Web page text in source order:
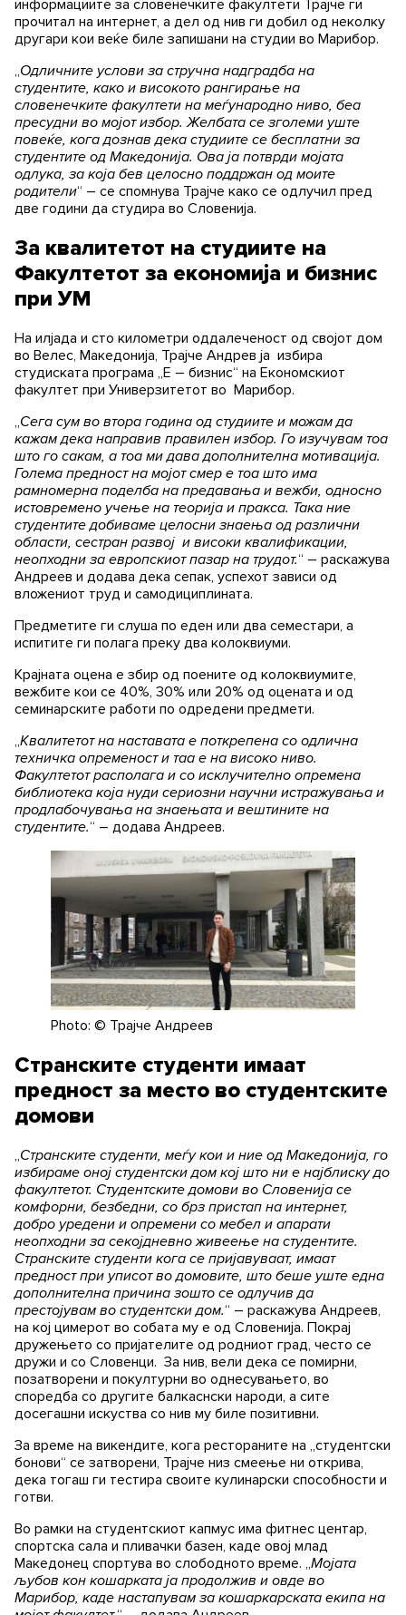
информациите за словенечките факултети Трајче ги
прочитал на интернет, а дел од нив ги добил од неколку
другари кои веќе биле запишани на студии во Марибор.
„Одличните услови за стручна надградба на
студентите, како и високото рангирање на
словенечките факултети на меѓународно ниво, беа
пресудни во мојот избор. Желбата се зголеми уште
повеќе, кога дознав дека студиите се бесплатни за
студентите од Македонија. Ова ја потврди мојата
одлука, за која бев целосно поддржан од моите
родители“ – се спомнува Трајче како се одлучил пред
две години да студира во Словенија.
За квалитетот на студиите на
Факултетот за економија и бизнис
при УМ
На илјада и сто километри оддалеченост од својот дом
во Велес, Македонија, Трајче Андрев ја избира
студиската програма „Е – бизнис“ на Економскиот
факултет при Универзитетот во Марибор.
„Сега сум во втора година од студиите и можам да
кажам дека направив правилен избор. Го изучувам тоа
што го сакам, а тоа ми дава дополнителна мотивација.
Голема предност на мојот смер е тоа што има
рамномерна поделба на предавања и вежби, односно
истовремено учење на теорија и пракса. Така ние
студентите добиваме целосни знаења од различни
области, сестран развој и високи квалификации,
неопходни за европскиот пазар на трудот.“ – раскажува
Андреев и додава дека сепак, успехот зависи од
вложениот труд и самодициплината.
Предметите ги слуша по еден или два семестари, а
испитите ги полага преку два колоквиуми.
Крајната оцена е збир од поените од колоквиумите,
вежбите кои се 40%, 30% или 20% од оцената и од
семинарските работи по одредени предмети.
„Квалитетот на наставата е поткрепена со одлична
техничка опременост и таа е на високо ниво.
Факултетот располага и со исклучително опремена
библиотека која нуди сериозни научни истражувања и
продлабочувања на знаењата и вештините на
студентите.“ – додава Андреев.
Photo: © Трајче Андреев
Странските студенти имаат
предност за место во студентските
домови
„Странските студенти, меѓу кои и ние од Македонија, го
избираме оној студентски дом кој што ни е најблиску до
факултетот. Студентските домови во Словенија се
комфорни, безбедни, со брз пристап на интернет,
добро уредени и опремени со мебел и апарати
неопходни за секојдневно живеење на студентите.
Странските студенти кога се пријавуваат, имаат
предност при уписот во домовите, што беше уште една
дополнителна причина зошто се одлучив да
престојувам во студентски дом.“ – раскажува Андреев,
на кој цимерот во собата му е од Словенија. Покрај
дружењето со пријателите од родниот град, често се
дружи и со Словенци. За нив, вели дека се помирни,
позатворени и покултурни во однесувањето, во
споредба со другите балкаснски народи, а сите
досегашни искуства со нив му биле позитивни.
За време на викендите, кога рестораните на „студентски
бонови“ се затворени, Трајче низ смеење ни открива,
дека тогаш ги тестира своите кулинарски способности и
готви.
Во рамки на студентскиот капмус има фитнес центар,
спортска сала и пливачки базен, каде овој млад
Македонец спортува во слободното време. „Мојата
љубов кон кошарката ја продолжив и овде во
Марибор, каде настапувам за кошаркарската екипа на